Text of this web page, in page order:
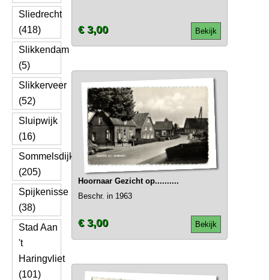
Sliedrecht
(418)
Slikkendam
(5)
Slikkerveer
(52)
Sluipwijk
(16)
Sommelsdijk
(205)
Spijkenisse
(38)
Stad Aan
't
Haringvliet
(101)
Bekijk
€ 3,00
Hoornaar Gezicht op..........
Beschr. in 1963
Bekijk
€ 3,00